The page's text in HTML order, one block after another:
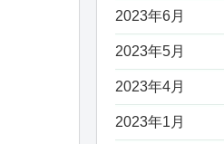
2023年6月
2023年5月
2023年4月
2023年1月